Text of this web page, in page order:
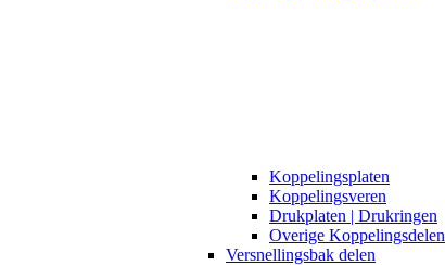
Koppelingsplaten
Koppelingsveren
Drukplaten | Drukringen
Overige Koppelingsdelen
Versnellingsbak delen